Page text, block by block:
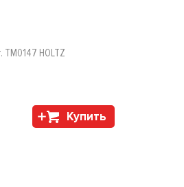
TM0147 HOLTZ
Купить